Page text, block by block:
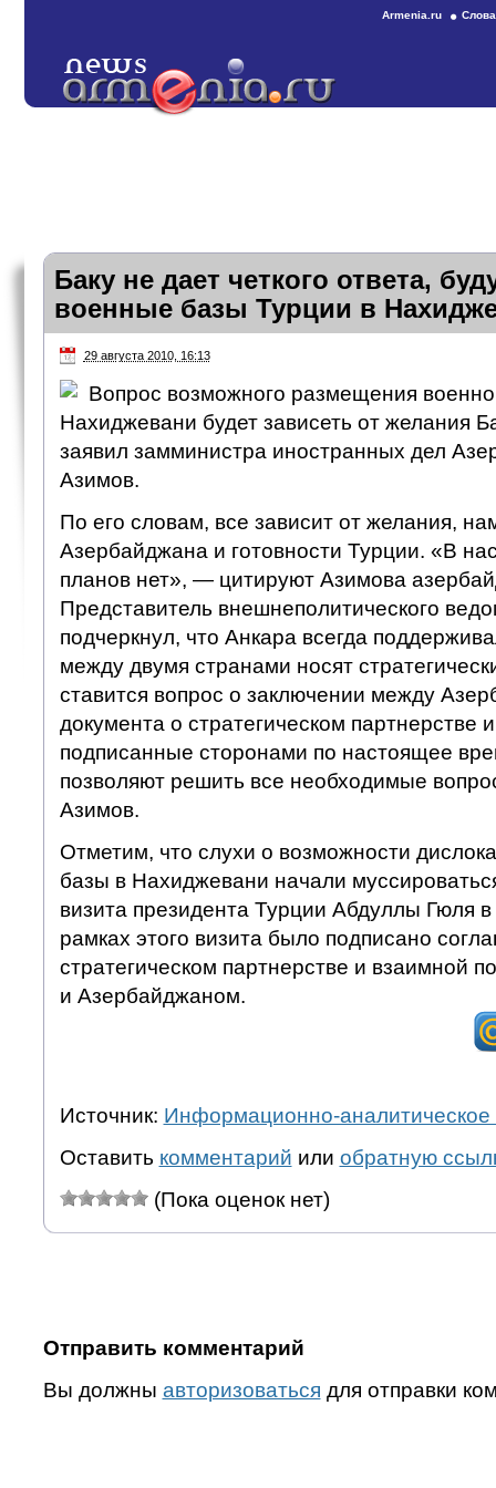
Armenia.ru
Баку не дает четкого ответа,
военные базы Турции в
29 августа 2010, 16:13
Вопрос возможного размещения
Нахиджевани будет зависеть от желания
заявил замминистра иностранных дел
Азимов.
По его словам, все зависит от желания,
Азербайджана и готовности Турции. «В
планов нет», — цитируют Азимова
Представитель внешнеполитического
подчеркнул, что Анкара всегда
между двумя странами носят
ставится вопрос о заключении между
документа о стратегическом партнерстве
подписанные сторонами по настоящее
позволяют решить все необходимые
Азимов.
Отметим, что слухи о возможности
базы в Нахиджевани начали
визита президента Турции Абдуллы Гюля
рамках этого визита было подписано
стратегическом партнерстве и взаимной
и Азербайджаном.
Источник: Информационно-аналитическое
Оставить комментарий или обратную
(Пока оценок нет)
Отправить комментарий
Вы должны авторизоваться для отправки